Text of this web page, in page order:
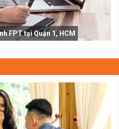
FPT tại Quận 1, HCM